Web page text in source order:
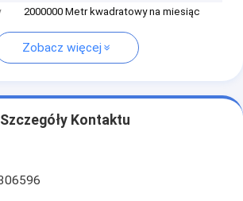
2000000 Metr kwadratowy na miesiąc
Zobacz więcej
Szczegóły Kontaktu